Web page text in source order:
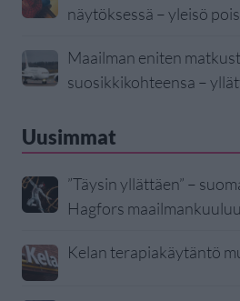
näytöksessä – yleisö
Maailman eniten
suosikkikohteensa –
Uusimmat
”Täysin yllättäen” –
Hagfors
Kelan terapiakäytäntö